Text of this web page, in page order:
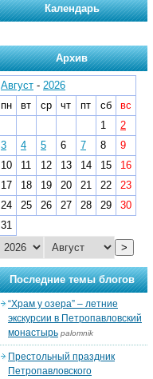
Календарь
Архив
Август - 2026
пн
вт ср чт пт сб
вс
1
2
3
4 5 6 7 8
9
10
11 12 13 14 15
16
17
18 19 20 21 22
23
24
25 26 27 28 29
30
31
>
Последние темы блогов
“Храм у озера” – летние
экскурсии в Петропавловский
монастырь palomnik
Престольный праздник
Петропавловского